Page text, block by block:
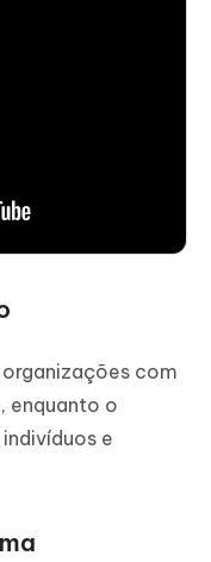
com
enquanto o
e